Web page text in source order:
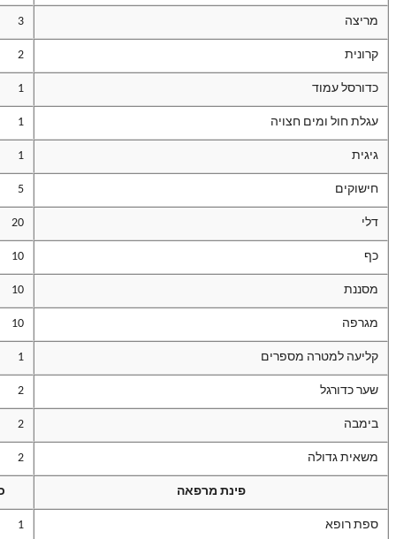
מריצה 3
קרונית 2
כדורסל עמוד 1
עגלת חול ומים חצויה 1
גיגית 1
חישוקים 5
דלי 20
כף 10
מסננת 10
מגרפה 10
קליעה למטרה מספרים 1
שער כדורגל 2
בימבה 2
משאית גדולה 2
פינת מרפאה
ספת רופא 1